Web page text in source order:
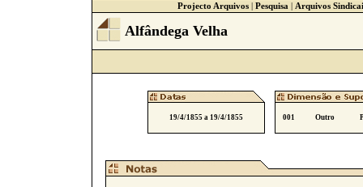
Projecto Arquivos| Pesquisa | Arquivos
Alfândega Velha
19/4/1855 a 19/4/1855 001 Outro